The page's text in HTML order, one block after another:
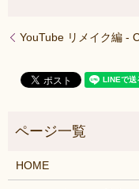
YouTube リメイク編 ‐
HOME